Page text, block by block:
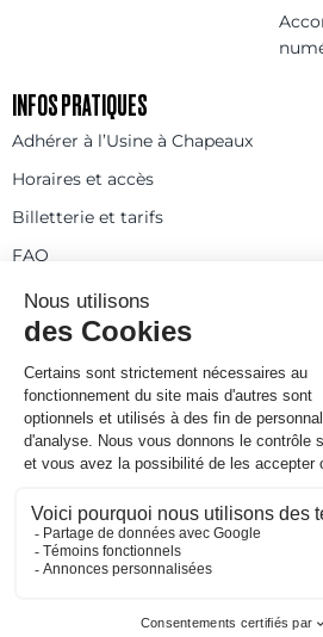
INFOS PRATIQUES
Adhérer à l’Usine à Chapeaux
Horaires et accès
Billetterie et tarifs
FAQ
Contact
Espace presse
© 2025
Politique de
Mentions légales